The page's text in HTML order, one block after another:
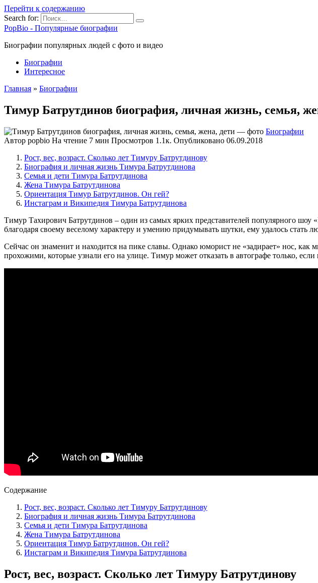
Перейти к содержанию
Search for:
PopBio - Популярные биографии
Биографии популярных людей с фото и видео
Биографии
Интересное
Главная » Биографии
Тимур Батрутдинов биография, личная жизнь, семья,
Биографии
Автор popbio На чтение 7 мин Просмотров 1.1к. Опубликовано 06.09.2018
Рост, вес, возраст. Сколько лет Тимуру Батрутдинову
Биография и личная жизнь Тимура Батрутдинова
Семья и дети Тимура Батрутдинова
Жена Тимура Батрутдинова
Ориентация Тимур Батрутдинов. Он гей?
Инстаграм и Википедия Тимура Батрутдинова
Тимур Тахирович Батрутдинов – один из самых ярких представителей популярного
благодаря своему веселому характеру и умению придумывать шутки, ему удалось
Сейчас он знаменит и находится на пике славы. Однако юморист не «задирает» нос, как
прохожими, которые узнали его на улице. Тимур может отказать в автографе только,
Содержание
Рост, вес, возраст. Сколько лет Тимуру Батрутдинову
Биография и личная жизнь Тимура Батрутдинова
Семья и дети Тимура Батрутдинова
Жена Тимура Батрутдинова
Ориентация Тимур Батрутдинов. Он гей?
Инстаграм и Википедия Тимура Батрутдинова
Рост, вес, возраст. Сколько лет Тимуру Батрутдинову